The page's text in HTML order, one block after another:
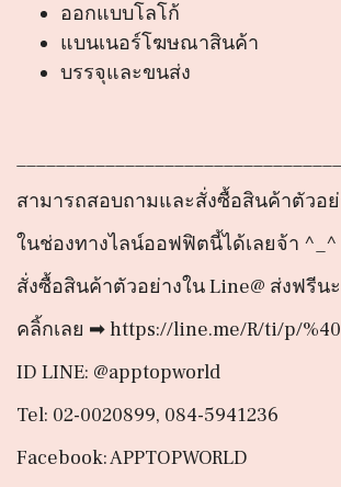
ออกแบบโลโก้
แบนเนอร์โฆษณาสินค้า
บรรจุและขนส่ง
สามารถสอบถามและสั่งซื้อสินค้าตัวอย่
ในช่องทางไลน์ออฟฟิตนี้ได้เลยจ้า ^_^
สั่งซื้อสินค้าตัวอย่างใน Line@ ส่งฟรีน
คลิ้กเลย ➡ https://line.me/R/ti/p/
ID LINE: @apptopworld
Tel: 02-0020899, 084-5941236
Facebook: APPTOPWORLD